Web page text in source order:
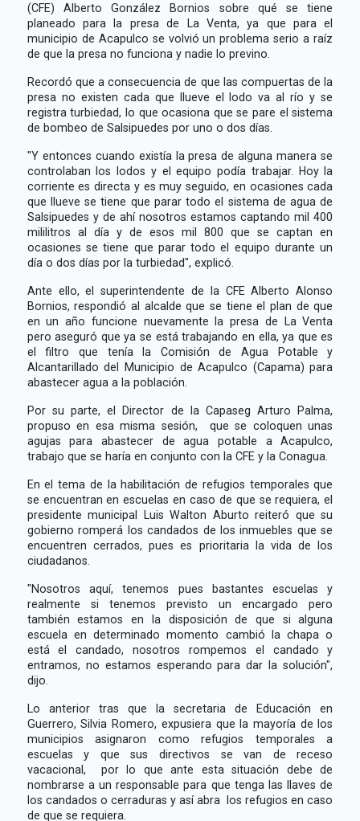
(CFE) Alberto González Bornios sobre qué se tiene
planeado para la presa de La Venta, ya que para el
municipio de Acapulco se volvió un problema serio a raíz
de que la presa no funciona y nadie lo previno.
Recordó que a consecuencia de que las compuertas de la
presa no existen cada que llueve el lodo va al río y se
registra turbiedad, lo que ocasiona que se pare el sistema
de bombeo de Salsipuedes por uno o dos días.
"Y entonces cuando existía la presa de alguna manera se
controlaban los lodos y el equipo podía trabajar. Hoy la
corriente es directa y es muy seguido, en ocasiones cada
que llueve se tiene que parar todo el sistema de agua de
Salsipuedes y de ahí nosotros estamos captando mil 400
mililitros al día y de esos mil 800 que se captan en
ocasiones se tiene que parar todo el equipo durante un
día o dos días por la turbiedad", explicó.
Ante ello, el superintendente de la CFE Alberto Alonso
Bornios, respondió al alcalde que se tiene el plan de que
en un año funcione nuevamente la presa de La Venta
pero aseguró que ya se está trabajando en ella, ya que es
el filtro que tenía la Comisión de Agua Potable y
Alcantarillado del Municipio de Acapulco (Capama) para
abastecer agua a la población.
Por su parte, el Director de la Capaseg Arturo Palma,
propuso en esa misma sesión, que se coloquen unas
agujas para abastecer de agua potable a Acapulco,
trabajo que se haría en conjunto con la CFE y la Conagua.
En el tema de la habilitación de refugios temporales que
se encuentran en escuelas en caso de que se requiera, el
presidente municipal Luis Walton Aburto reiteró que su
gobierno romperá los candados de los inmuebles que se
encuentren cerrados, pues es prioritaria la vida de los
ciudadanos.
"Nosotros aquí, tenemos pues bastantes escuelas y
realmente si tenemos previsto un encargado pero
también estamos en la disposición de que si alguna
escuela en determinado momento cambió la chapa o
está el candado, nosotros rompemos el candado y
entramos, no estamos esperando para dar la solución",
dijo.
Lo anterior tras que la secretaria de Educación en
Guerrero, Silvia Romero, expusiera que la mayoría de los
municipios asignaron como refugios temporales a
escuelas y que sus directivos se van de receso
vacacional, por lo que ante esta situación debe de
nombrarse a un responsable para que tenga las llaves de
los candados o cerraduras y así abra los refugios en caso
de que se requiera.